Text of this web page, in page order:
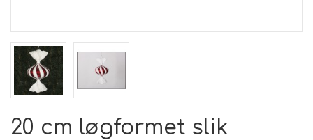
20 cm løgformet slik